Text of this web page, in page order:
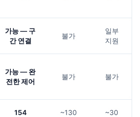
가능 — 구
간 연결
불가
일부
지원
가능 — 완
전한 제어
불가 불가
154 ~130 ~30